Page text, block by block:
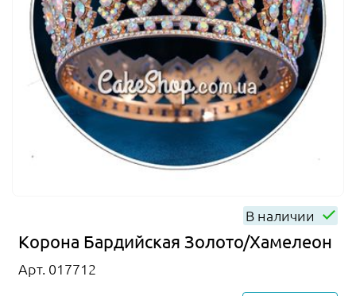
В наличии
Корона Бардийская Золото/Хамелеон
Арт. 017712